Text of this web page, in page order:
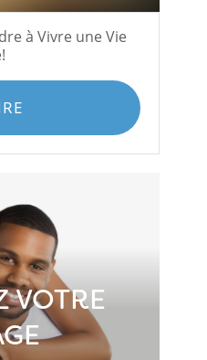
à Vivre une Vie
VOTRE